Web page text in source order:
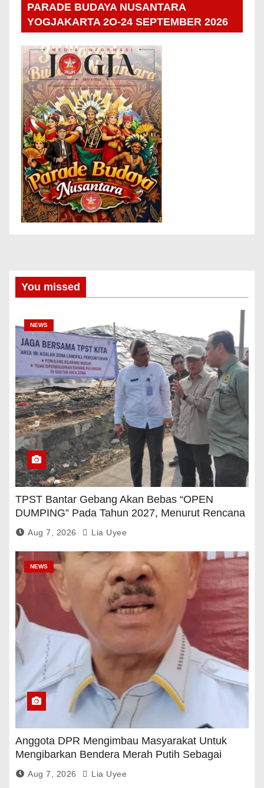
PARADE BUDAYA NUSANTARA
YOGJAKARTA 2O-24 SEPTEMBER 2026
You missed
NEWS
TPST Bantar Gebang Akan Bebas “OPEN
DUMPING” Pada Tahun 2027, Menurut Rencana
Pemerintah
Aug 7, 2026 Lia Uyee
NEWS
Anggota DPR Mengimbau Masyarakat Untuk
Mengibarkan Bendera Merah Putih Sebagai
Tanda Rasa Terima Kasih
Aug 7, 2026 Lia Uyee